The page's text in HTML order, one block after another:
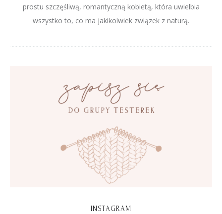
prostu szczęśliwą, romantyczną kobietą, która uwielbia
wszystko to, co ma jakikolwiek związek z naturą.
INSTAGRAM